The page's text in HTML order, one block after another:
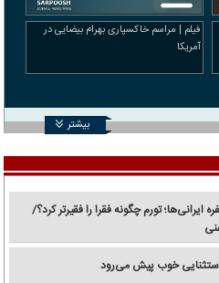
فیلم | مراسم خاکسپاری بهرام بیضایی در
آمریکا
بیشتر
تورم چگونه فقرا را فقیرتر کرد؟/
استثنایی خوب پیش می‌رود